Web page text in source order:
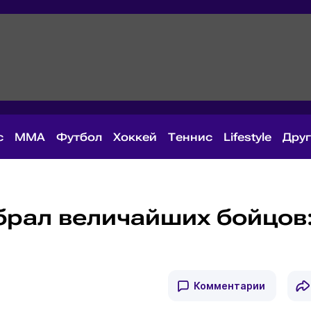
MMA Футбол Хоккей Теннис Lifestyle
величайших
Комментарии